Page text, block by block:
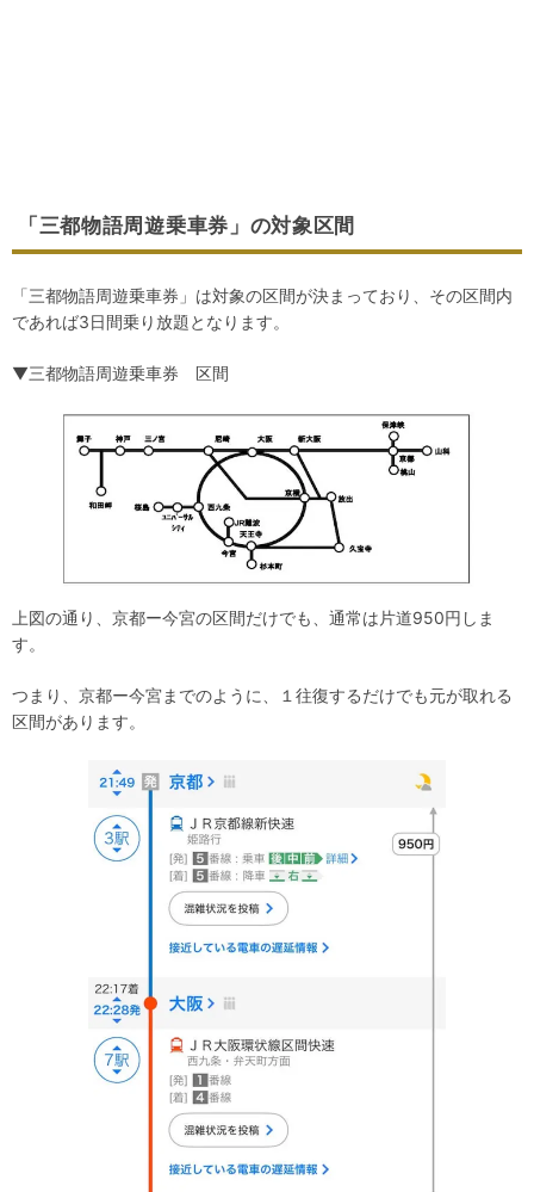
「三都物語周遊乗車券」の対象区間
「三都物語周遊乗車券」は対象の区間が決まっており、その区間内
であれば3日間乗り放題となります。
▼三都物語周遊乗車券 区間
上図の通り、京都ー今宮の区間だけでも、通常は片道950円しま
す。
つまり、京都ー今宮までのように、１往復するだけでも元が取れる
区間があります。